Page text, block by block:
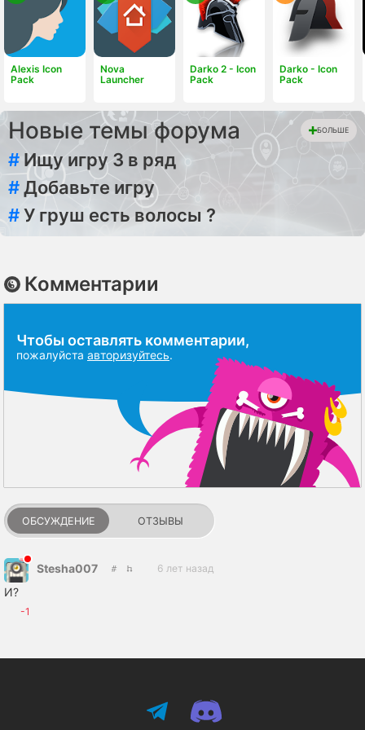
Alexis Icon
Pack
Nova
Launcher
Darko 2 - Icon
Pack
Darko - Icon
Pack
Новые темы форума БОЛЬШЕ
# Ищу игру 3 в ряд
#Добавьте игру
#У груш есть волосы ?
Комментарии
Чтобы оставлять комментарии,
пожалуйста авторизуйтесь.
ОБСУЖДЕНИЕ ОТЗЫВЫ
Stesha007 6 лет назад
И?
-1